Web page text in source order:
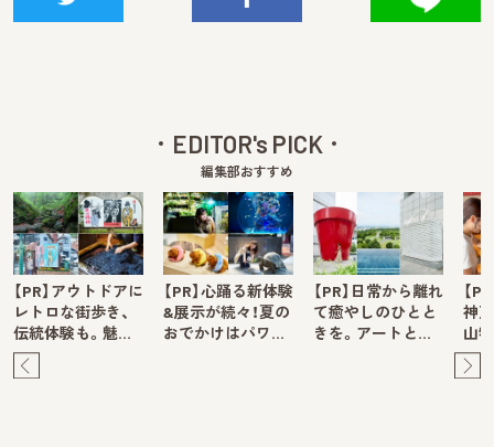
EDITOR's PICK
編集部おすすめ
【PR】アウトドアに
レトロな街歩き、
伝統体験も。魅…
【PR】心踊る新体験
&展示が続々！夏の
おでかけはパワ…
【PR】日常から離れ
て癒やしのひとと
きを。アートと…
【
神
山